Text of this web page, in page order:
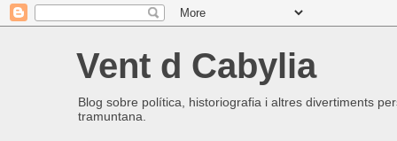
Vent d Cabylia
Blog sobre política, historiografia i altres divertiments
tramuntana.